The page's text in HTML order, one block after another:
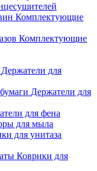
Комплектующие
Комплектующие
Держатели для
Держатели для
для фена
для мыла
для унитаза
Коврики для